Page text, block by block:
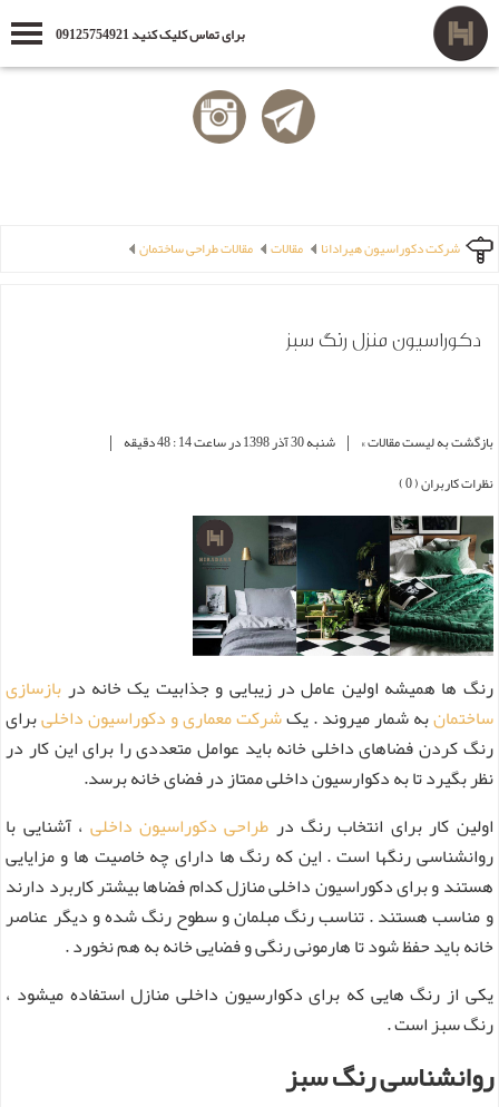
برای تماس کلیک کنید 09125754921
شرکت دکوراسیون هیرادانا مقالات مقالات طراحی ساختمان
دکوراسیون منزل رنگ سبز
بازگشت به لیست مقالات » | شنبه 30 آذر 1398 در ساعت 14 : 48 دقیقه |
نظرات کاربران ( 0 )
رنگ ها همیشه اولین عامل در زیبایی و جذابیت یک خانه دربازسازی
ساختمانبه شمار میروند . یکشرکت معماری و دکوراسیون داخلیبرای
رنگ کردن فضاهای داخلی خانه باید عوامل متعددی را برای این کار در
نظر بگیرد تا به دکوارسیون داخلی ممتاز در فضای خانه برسد.
اولین کار برای انتخاب رنگ در طراحی دکوراسیون داخلی ، آشنایی با
روانشناسی رنگها است . این که رنگ ها دارای چه خاصیت ها و مزایایی
هستند و برای دکوراسیون داخلی منازل کدام فضاها بیشتر کاربرد دارند
و مناسب هستند . تناسب رنگ مبلمان و سطوح رنگ شده و دیگر عناصر
خانه باید حفظ شود تا هارمونی رنگی و فضایی خانه به هم نخورد .
یکی از رنگ هایی که برای دکوارسیون داخلی منازل استفاده میشود ،
رنگ سبز است .
روانشناسی رنگ سبز